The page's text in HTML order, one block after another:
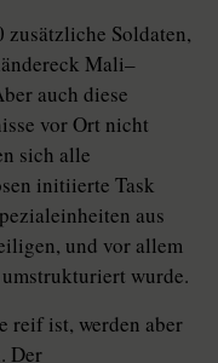
zusätzliche Soldaten,
Mali–
auch diese
vor Ort nicht
sich alle
initiierte Task
aus
und vor allem
wurde.
reif ist, werden aber
Der